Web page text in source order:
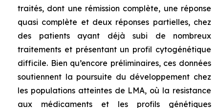
traités, dont une rémission complète, une réponse
quasi complète et deux réponses partielles, chez
des patients ayant déjà subi de nombreux
traitements et présentant un profil cytogénétique
difficile. Bien qu’encore préliminaires, ces données
soutiennent la poursuite du développement chez
les populations atteintes de LMA, où la resistance
aux médicaments et les profils génétiques